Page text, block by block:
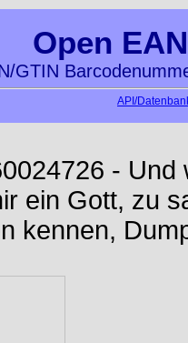
Open
GTIN
API/
-
ein Gott, zu
kennen,